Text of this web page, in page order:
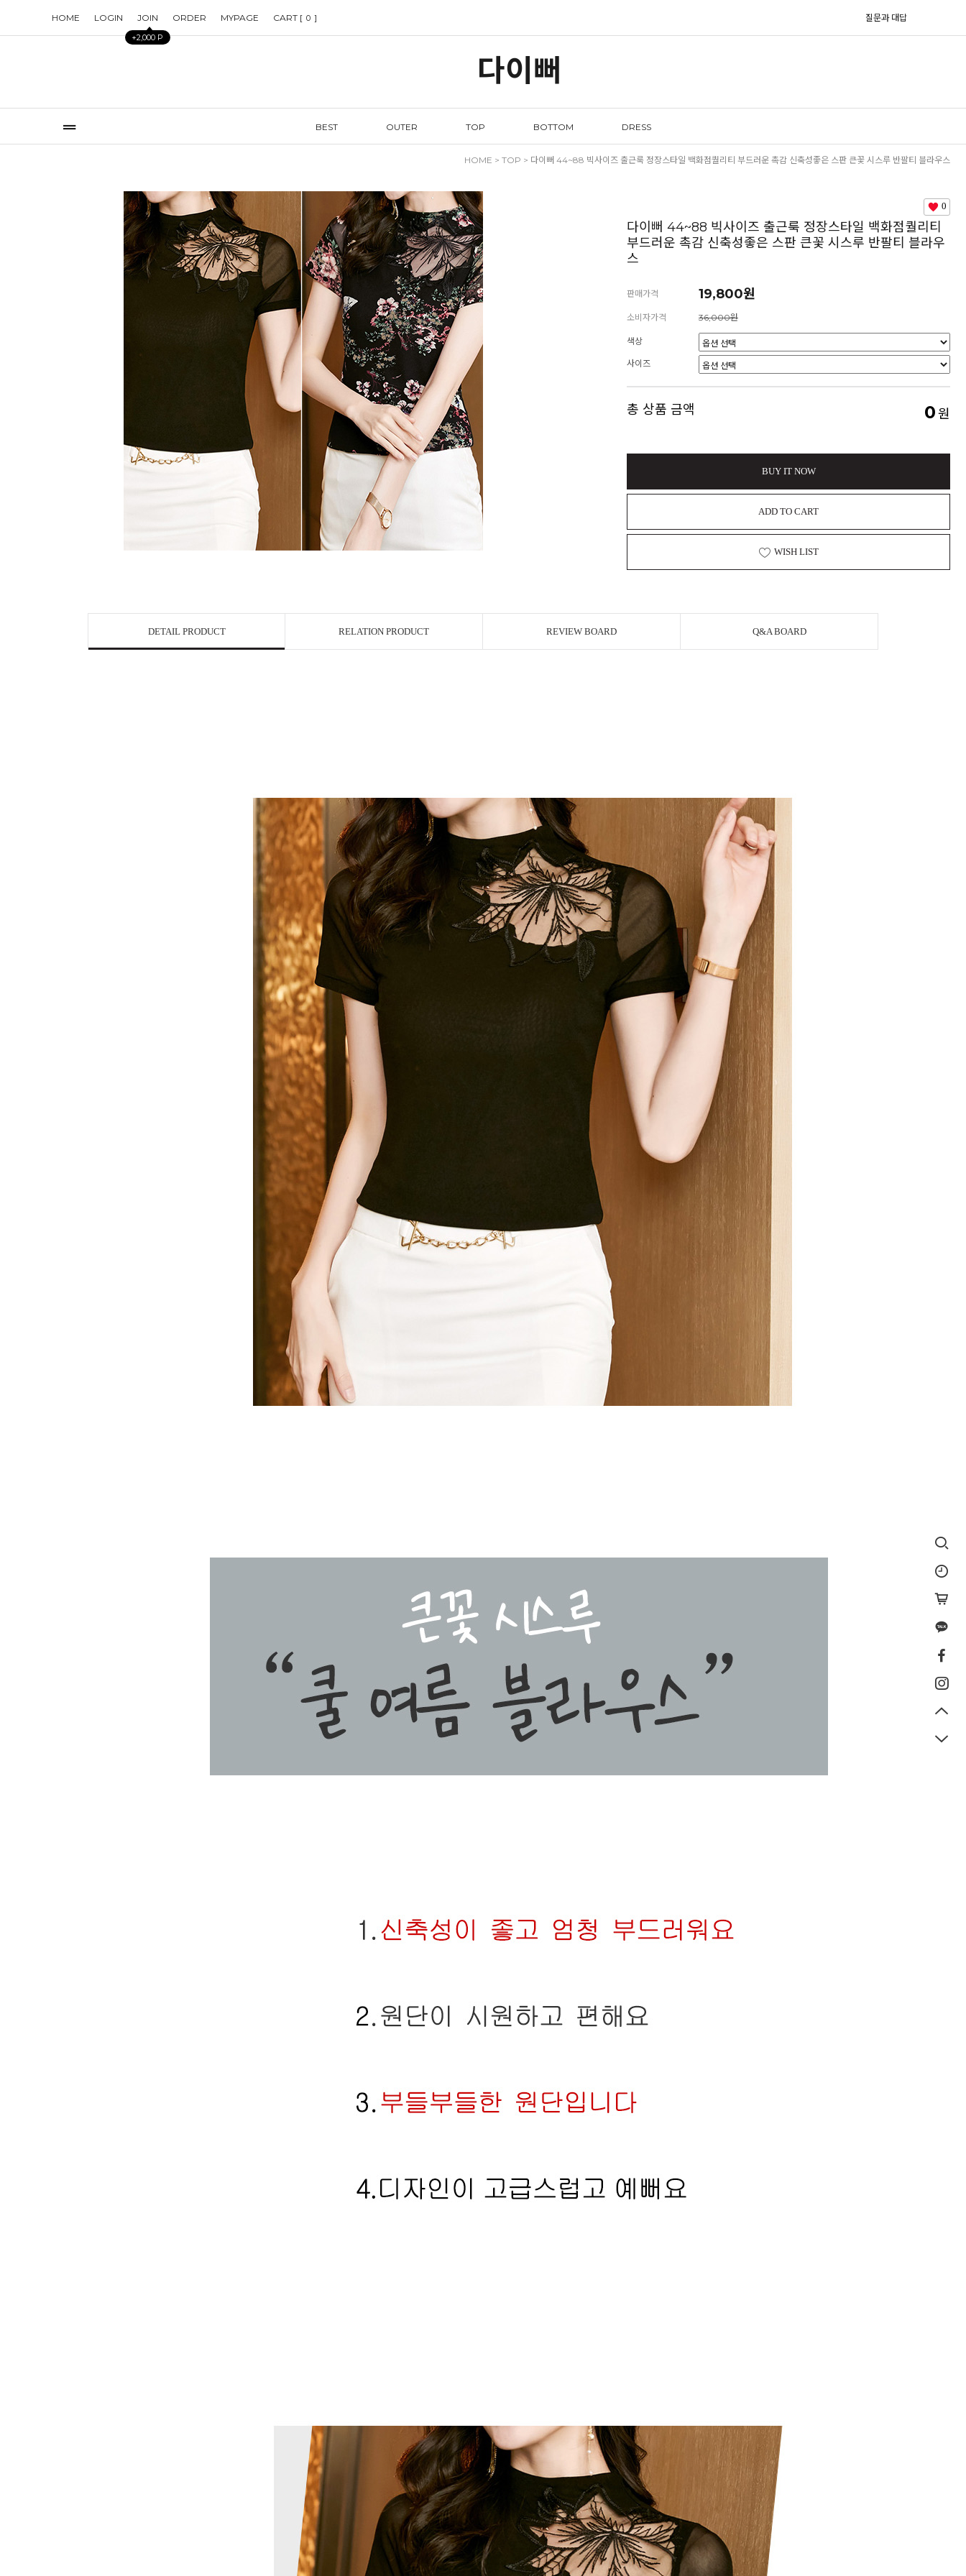
HOME LOGIN JOIN
+2,000 P
ORDER MYPAGE CART [ 0 ] 질문과 대답
다이뻐
BEST OUTER TOP BOTTOM DRESS
HOME > TOP > 다이뻐 44~88 빅사이즈 출근룩 정장스타일 백화점퀄리티 부드러운 촉감 신축성좋은 스판 큰꽃 시스루 반팔티 블라우스
0
다이뻐 44~88 빅사이즈 출근룩 정장스타일 백화점퀄리티
부드러운 촉감 신축성좋은 스판 큰꽃 시스루 반팔티 블라우
스
판매가격 19,800원
소비자가격 36,000원
색상
사이즈
총 상품 금액 0원
BUY IT NOW
ADD TO CART
WISH LIST
DETAIL PRODUCT RELATION PRODUCT REVIEW BOARD Q&A BOARD